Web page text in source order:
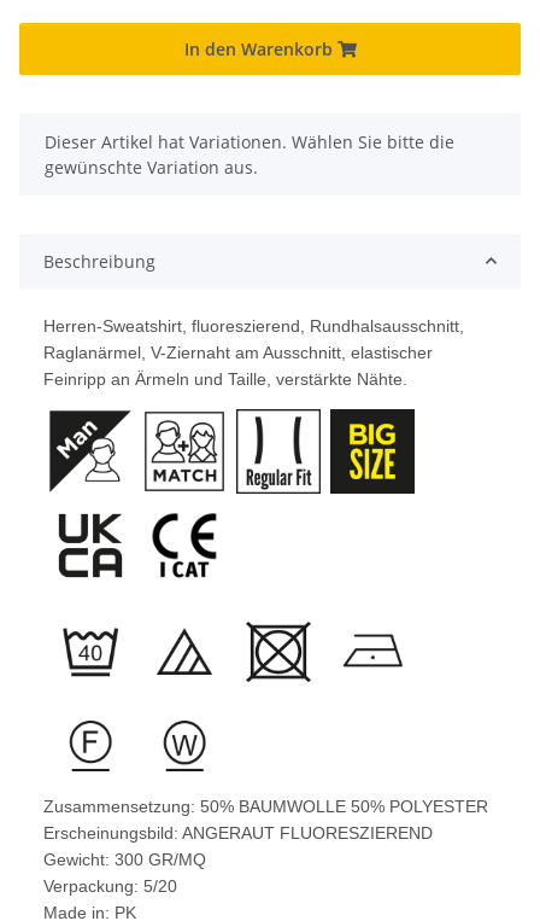
In den Warenkorb
x
Dieser Artikel hat Variationen. Wählen Sie bitte die
gewünschte Variation aus.
Beschreibung
Herren-Sweatshirt, fluoreszierend, Rundhalsausschnitt,
Raglanärmel, V-Ziernaht am Ausschnitt, elastischer
Feinripp an Ärmeln und Taille, verstärkte Nähte.
Zusammensetzung: 50% BAUMWOLLE 50% POLYESTER
Erscheinungsbild: ANGERAUT FLUORESZIEREND
Gewicht: 300 GR/MQ
Verpackung: 5/20
Made in: PK